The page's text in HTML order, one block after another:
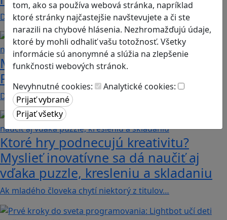
tom, ako sa používa webová stránka, napríklad
ktoré stránky najčastejšie navštevujete a či ste
narazili na chybové hlásenia. Nezhromažďujú údaje,
ktoré by mohli odhaliť vašu totožnosť. Všetky
informácie sú anonymné a slúžia na zlepšenie
funkčnosti webových stránok.
Nevyhnutné cookies:
Analytické cookies:
Dvaja hráči simultánne lúštia bizarné logické…
Manažovanie je často o kreativite.
Podnietiť ju vedia aj niektoré hry
Dnes nie je problém nájsť takmer ľubovoľnú tému,…
Ktoré hry podnecujú kreativitu?
Myslieť inovatívne sa dá naučiť aj
vďaka puzzle, kresleniu a skladaniu
Ak mladého človeka chytí niektorý z titulov…